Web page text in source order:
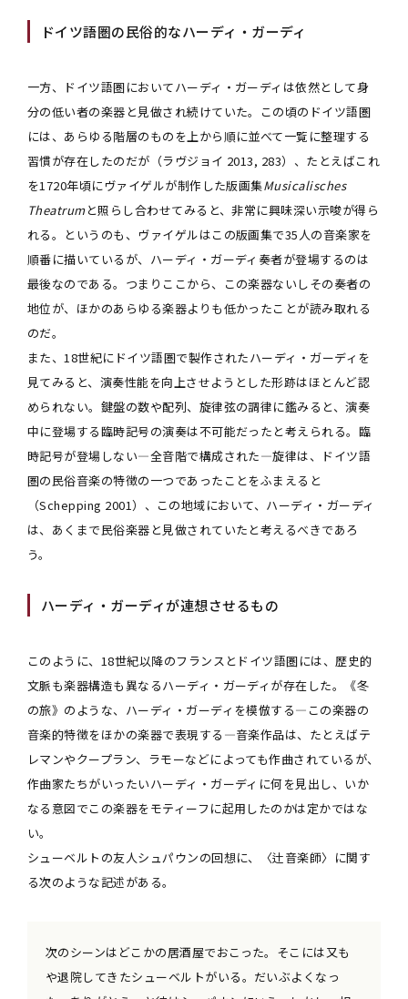
ドイツ語圏の民俗的なハーディ・ガーディ
一方、ドイツ語圏においてハーディ・ガーディは依然として身
分の低い者の楽器と見做され続けていた。この頃のドイツ語圏
には、あらゆる階層のものを上から順に並べて一覧に整理する
習慣が存在したのだが（ラヴジョイ 2013, 283）、たとえばこれ
を1720年頃にヴァイゲルが制作した版画集Musicalisches
Theatrumと照らし合わせてみると、非常に興味深い示唆が得ら
れる。というのも、ヴァイゲルはこの版画集で35人の音楽家を
順番に描いているが、ハーディ・ガーディ奏者が登場するのは
最後なのである。つまりここから、この楽器ないしその奏者の
地位が、ほかのあらゆる楽器よりも低かったことが読み取れる
のだ。
また、18世紀にドイツ語圏で製作されたハーディ・ガーディを
見てみると、演奏性能を向上させようとした形跡はほとんど認
められない。鍵盤の数や配列、旋律弦の調律に鑑みると、演奏
中に登場する臨時記号の演奏は不可能だったと考えられる。臨
時記号が登場しない―全音階で構成された―旋律は、ドイツ語
圏の民俗音楽の特徴の一つであったことをふまえると
（Schepping 2001）、この地域において、ハーディ・ガーディ
は、あくまで民俗楽器と見做されていたと考えるべきであろ
う。
ハーディ・ガーディが連想させるもの
このように、18世紀以降のフランスとドイツ語圏には、歴史的
文脈も楽器構造も異なるハーディ・ガーディが存在した。《冬
の旅》のような、ハーディ・ガーディを模倣する―この楽器の
音楽的特徴をほかの楽器で表現する―音楽作品は、たとえばテ
レマンやクープラン、ラモーなどによっても作曲されているが、
作曲家たちがいったいハーディ・ガーディに何を見出し、いか
なる意図でこの楽器をモティーフに起用したのかは定かではな
い。
シューベルトの友人シュパウンの回想に、〈辻音楽師〉に関す
る次のような記述がある。
次のシーンはどこかの居酒屋でおこった。そこには又も
や退院してきたシューベルトがいる。だいぶよくなっ